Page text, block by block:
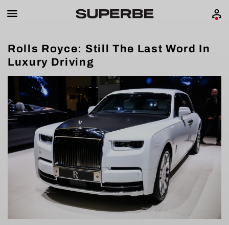
Rolls Royce: Still The Last Word In
Luxury Driving